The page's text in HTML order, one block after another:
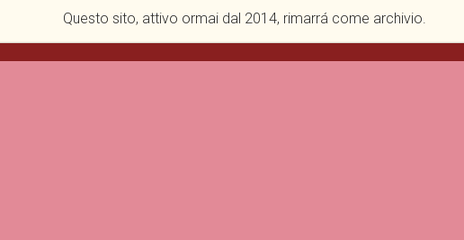
Questo sito, attivo ormai dal 2014, rimarrá come archivio.